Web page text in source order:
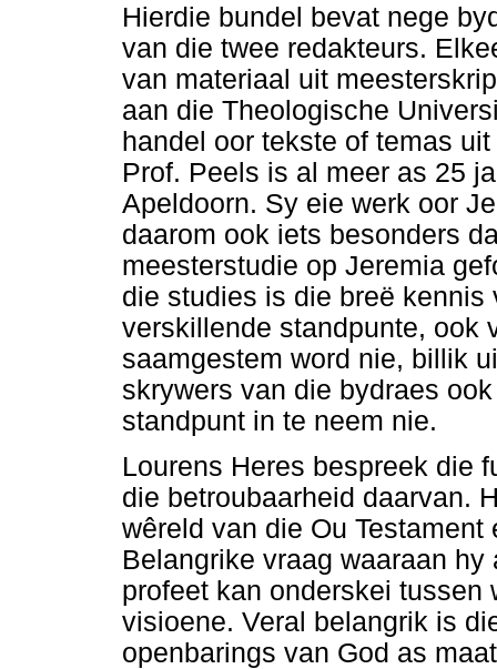
Hierdie bundel bevat nege
van die twee redakteurs.
van materiaal uit
aan die Theologische
handel oor tekste of temas
Prof. Peels is al meer as 25
Apeldoorn. Sy eie werk oor
daarom ook iets besonders
meesterstudie op Jeremia
die studies is die breë kennis
verskillende standpunte, ook
saamgestem word nie, billik
skrywers van die bydraes
standpunt in te neem nie.
Lourens Heres bespreek die
die betroubaarheid daarvan.
wêreld van die Ou
Belangrike vraag waaraan
profeet kan onderskei tussen
visioene. Veral belangrik is
openbarings van God as